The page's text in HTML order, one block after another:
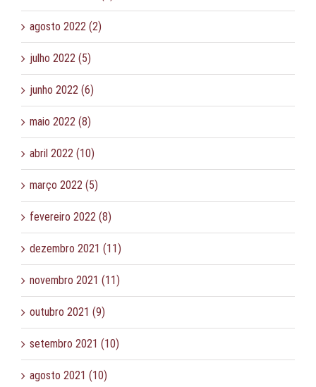
agosto 2022 (2)
julho 2022 (5)
junho 2022 (6)
maio 2022 (8)
abril 2022 (10)
março 2022 (5)
fevereiro 2022 (8)
dezembro 2021 (11)
novembro 2021 (11)
outubro 2021 (9)
setembro 2021 (10)
agosto 2021 (10)